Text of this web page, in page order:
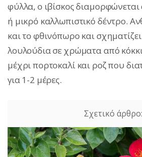
φύλλα, ο ιβίσκος
ή μικρό καλλωπιστικό δέντρο.
και το φθινόπωρο και
λουλούδια σε χρώματα από
μέχρι πορτοκαλί και ροζ που
για 1-2 μέρες.